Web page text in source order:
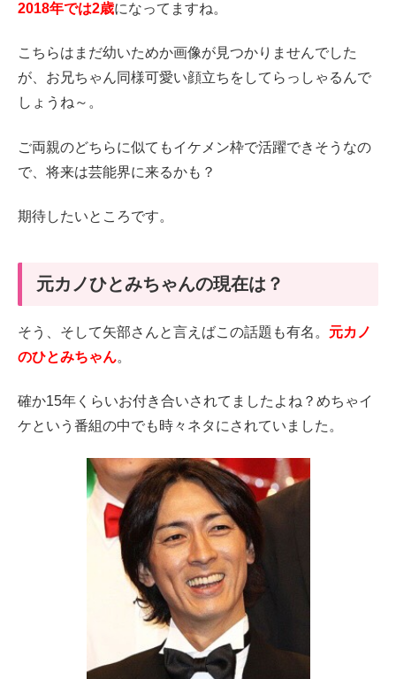
2018年では2歳になってますね。
こちらはまだ幼いためか画像が見つかりませんでした
が、お兄ちゃん同様可愛い顔立ちをしてらっしゃるんで
しょうね～。
ご両親のどちらに似てもイケメン枠で活躍できそうなの
で、将来は芸能界に来るかも？
期待したいところです。
元カノひとみちゃんの現在は？
そう、そして矢部さんと言えばこの話題も有名。 元カノ
のひとみちゃん。
確か15年くらいお付き合いされてましたよね？めちゃイ
ケという番組の中でも時々ネタにされていました。